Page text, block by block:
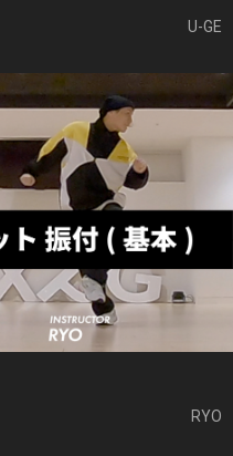
U-GE
RYO